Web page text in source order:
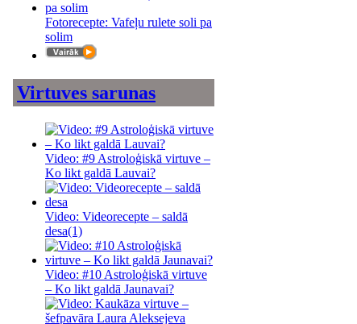
Fotorecepte: Vafeļu rulete soli pa
solim
Virtuves sarunas
Video: #9 Astroloģiskā virtuve –
Ko likt galdā Lauvai?
Video: Videorecepte – saldā
desa(1)
Video: #10 Astroloģiskā virtuve
– Ko likt galdā Jaunavai?